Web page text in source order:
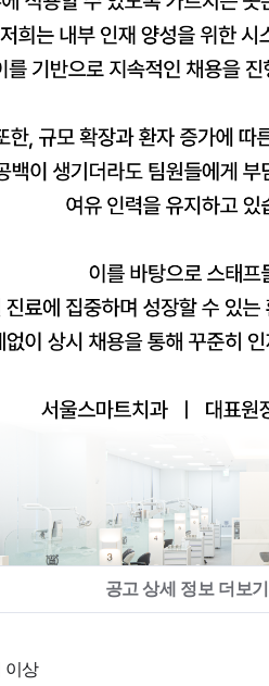
공고 상세 정보 더보기
이상